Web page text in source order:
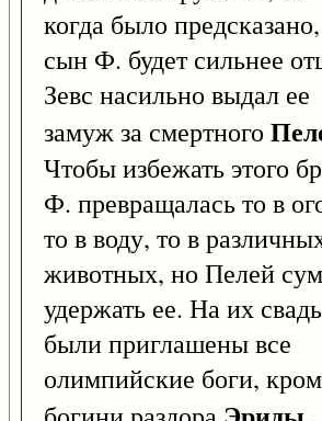
когда было
сын Ф. будет сильнее
Зевс насильно выдал ее
замуж за смертного
Чтобы избежать этого
Ф. превращалась то в
то в воду, то в
животных, но Пелей
удержать ее. На их
были приглашены все
олимпийские боги,